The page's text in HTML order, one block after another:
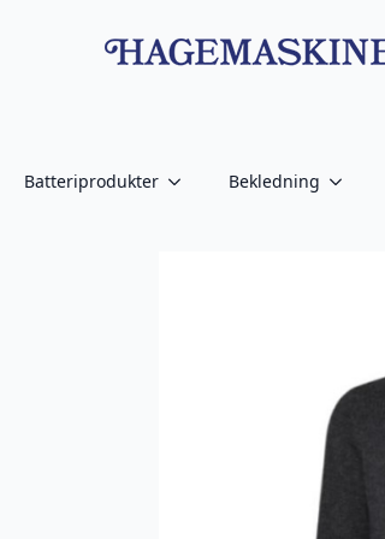
Batteriprodukter Bekledning